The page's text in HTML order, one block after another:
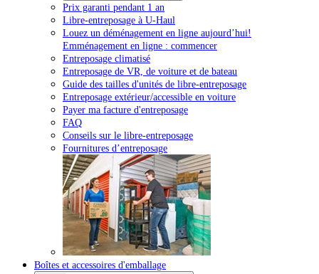
Prix garanti pendant 1 an
Libre-entreposage à U-Haul
Louez un déménagement en ligne aujourd’hui!
Emménagement en ligne : commencer
Entreposage climatisé
Entreposage de VR, de voiture et de bateau
Guide des tailles d'unités de libre-entreposage
Entreposage extérieur/accessible en voiture
Payer ma facture d'entreposage
FAQ
Conseils sur le libre-entreposage
Fournitures d’entreposage
Boîtes et accessoires d'emballage